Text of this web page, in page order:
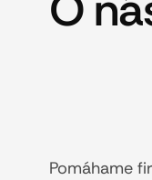
Pomáhame